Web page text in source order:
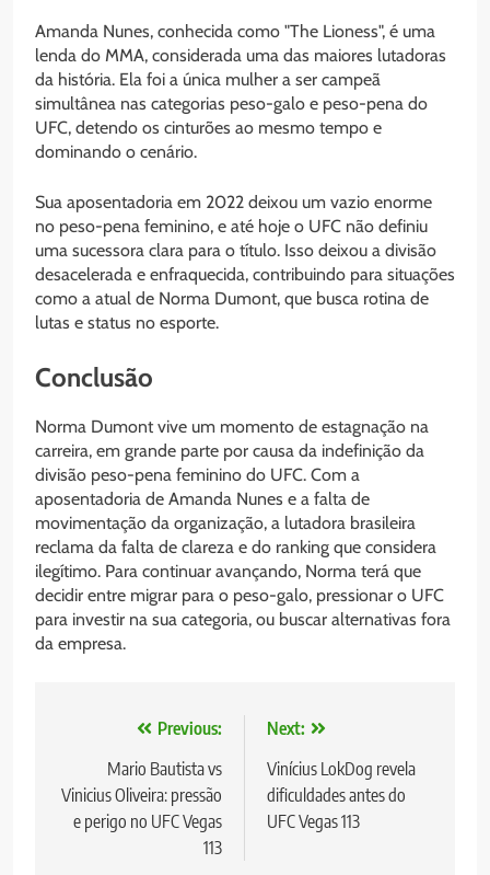
Amanda Nunes, conhecida como "The Lioness", é uma
lenda do MMA, considerada uma das maiores lutadoras
da história. Ela foi a única mulher a ser campeã
simultânea nas categorias peso-galo e peso-pena do
UFC, detendo os cinturões ao mesmo tempo e
dominando o cenário.
Sua aposentadoria em 2022 deixou um vazio enorme
no peso-pena feminino, e até hoje o UFC não definiu
uma sucessora clara para o título. Isso deixou a divisão
desacelerada e enfraquecida, contribuindo para situações
como a atual de Norma Dumont, que busca rotina de
lutas e status no esporte.
Conclusão
Norma Dumont vive um momento de estagnação na
carreira, em grande parte por causa da indefinição da
divisão peso-pena feminino do UFC. Com a
aposentadoria de Amanda Nunes e a falta de
movimentação da organização, a lutadora brasileira
reclama da falta de clareza e do ranking que considera
ilegítimo. Para continuar avançando, Norma terá que
decidir entre migrar para o peso-galo, pressionar o UFC
para investir na sua categoria, ou buscar alternativas fora
da empresa.
Navegação
Post
Previous:
Mario Bautista vs
Vinicius Oliveira: pressão
e perigo no UFC Vegas
113
Next:
Vinícius LokDog revela
dificuldades antes do
UFC Vegas 113